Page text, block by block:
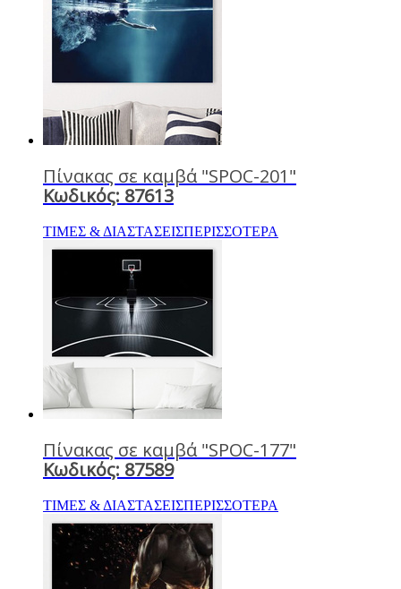
Πίνακας σε καμβά "SPOC-201"
Κωδικός: 87613
ΤΙΜΕΣ & ΔΙΑΣΤΑΣΕΙΣΠΕΡΙΣΣΟΤΕΡΑ
Πίνακας σε καμβά "SPOC-177"
Κωδικός: 87589
ΤΙΜΕΣ & ΔΙΑΣΤΑΣΕΙΣΠΕΡΙΣΣΟΤΕΡΑ